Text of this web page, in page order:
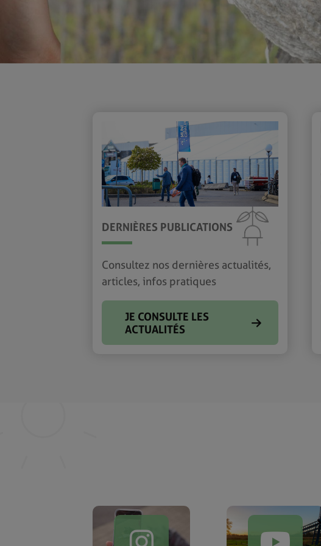
DERNIÈRES PUBLICATIONS
Consultez nos dernières actualités,
articles, infos pratiques
JE CONSULTE LES
ACTUALITÉS